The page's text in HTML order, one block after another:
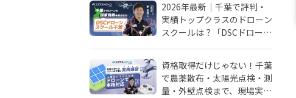
2026年最新｜千葉で評判・
実績トップクラスのドローン
スクールは？「DSCドローン
資格取得だけじゃない！千葉
で農薬散布・太陽光点検・測
量・外壁点検まで、現場実務